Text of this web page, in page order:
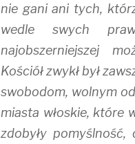
nie gani ani tych,
wedle swych
najobszerniejszej
Kościół zwykł był
swobodom, wolnym
miasta włoskie, które
zdobyły pomyślność,